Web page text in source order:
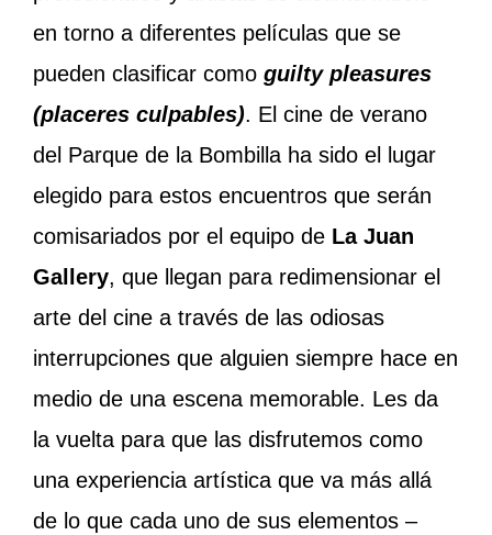
en torno a diferentes películas que se
pueden clasificar como guilty pleasures
(placeres culpables). El cine de verano
del Parque de la Bombilla ha sido el lugar
elegido para estos encuentros que serán
comisariados por el equipo de La Juan
Gallery, que llegan para redimensionar el
arte del cine a través de las odiosas
interrupciones que alguien siempre hace en
medio de una escena memorable. Les da
la vuelta para que las disfrutemos como
una experiencia artística que va más allá
de lo que cada uno de sus elementos –